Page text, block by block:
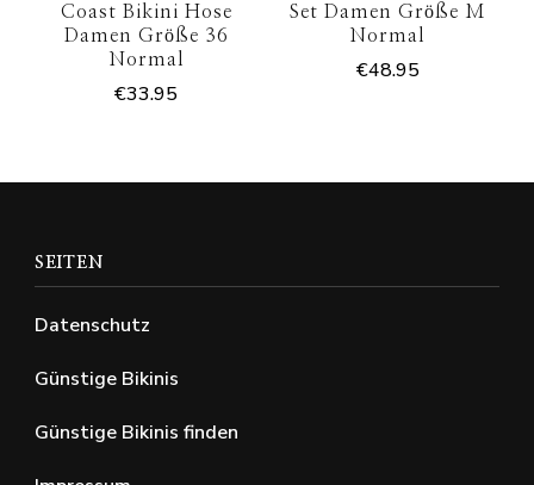
Coast Bikini Hose
Damen Größe 36
Normal
€33.95
Set Damen Größe M
Normal
€48.95
SEITEN
Datenschutz
Günstige Bikinis
Günstige Bikinis finden